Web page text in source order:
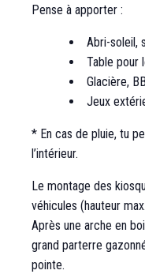
Pense à apporter :
Abri-soleil,
Table pour
Glacière,
Jeux
* En cas de pluie, tu
l’intérieur.
Le montage des
véhicules (hauteur
Après une arche en
grand parterre
pointe.